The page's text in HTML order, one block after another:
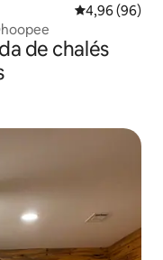
4,96 de uma
4,96 (96)
de chalés